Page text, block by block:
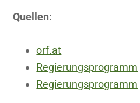
Quellen:
orf.at
Regierungsprogramm
Regierungsprogramm